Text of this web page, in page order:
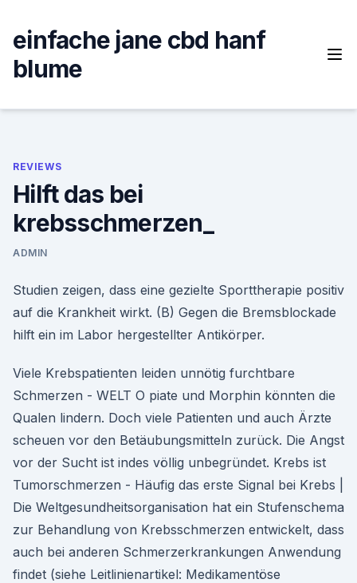
content
einfache jane cbd hanf
blume
REVIEWS
Hilft das bei
krebsschmerzen_
ADMIN
Studien zeigen, dass eine gezielte Sporttherapie positiv
auf die Krankheit wirkt. (B) Gegen die Bremsblockade
hilft ein im Labor hergestellter Antikörper.
Viele Krebspatienten leiden unnötig furchtbare
Schmerzen - WELT O piate und Morphin könnten die
Qualen lindern. Doch viele Patienten und auch Ärzte
scheuen vor den Betäubungsmitteln zurück. Die Angst
vor der Sucht ist indes völlig unbegründet. Krebs ist
Tumorschmerzen - Häufig das erste Signal bei Krebs |
Die Weltgesundheitsorganisation hat ein Stufenschema
zur Behandlung von Krebsschmerzen entwickelt, dass
auch bei anderen Schmerzerkrankungen Anwendung
findet (siehe Leitlinienartikel: Medikamentöse